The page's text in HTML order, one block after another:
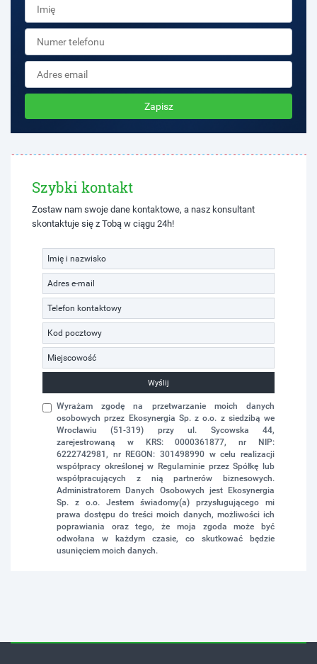
Zapisz
Szybki kontakt
Zostaw nam swoje dane kontaktowe, a nasz konsultant
skontaktuje się z Tobą w ciągu 24h!
Wyślij
Wyrażam zgodę na przetwarzanie moich danych
osobowych przez Ekosynergia Sp. z o.o. z siedzibą we
Wrocławiu (51-319) przy ul. Sycowska 44,
zarejestrowaną w KRS: 0000361877, nr NIP:
6222742981, nr REGON: 301498990 w celu realizacji
współpracy określonej w Regulaminie przez Spółkę lub
współpracujących z nią partnerów biznesowych.
Administratorem Danych Osobowych jest Ekosynergia
Sp. z o.o. Jestem świadomy(a) przysługującego mi
prawa dostępu do treści moich danych, możliwości ich
poprawiania oraz tego, że moja zgoda może być
odwołana w każdym czasie, co skutkować będzie
usunięciem moich danych.